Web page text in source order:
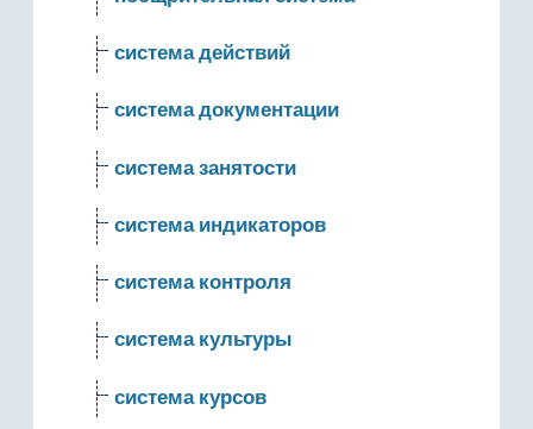
система действий
система документации
система занятости
система индикаторов
система контроля
система культуры
система курсов